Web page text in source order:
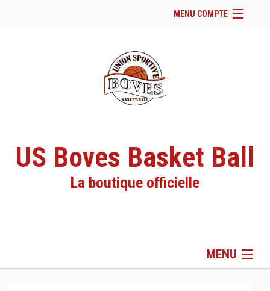
MENU COMPTE
Page Facebook du club
Facebook
Se connecter
Panier (
US Boves Basket Ball
La boutique officielle
MENU